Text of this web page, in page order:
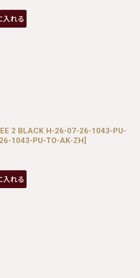
入れる
2 BLACK H-26-07-26-1043-PU-
1043-PU-TO-AK-ZH]
入れる